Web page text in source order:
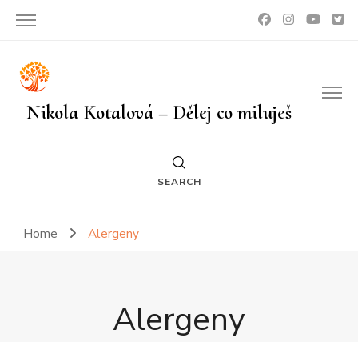
Nikola Kotalová – Dělej co miluješ
SEARCH
Home Alergeny
Alergeny